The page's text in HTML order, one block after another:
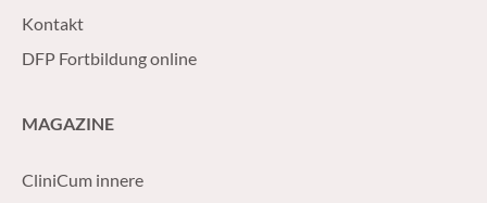
Kontakt
DFP Fortbildung online
MAGAZINE
CliniCum innere